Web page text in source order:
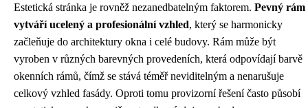
Estetická stránka je rovněž nezanedbatelným faktorem. Pevný rám
vytváří ucelený a profesionální vzhled, který se harmonicky
začleňuje do architektury okna i celé budovy. Rám může být
vyroben v různých barevných provedeních, která odpovídají barvě
okenních rámů, čímž se stává téměř neviditelným a nenarušuje
celkový vzhled fasády. Oproti tomu provizorní řešení často působí